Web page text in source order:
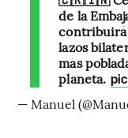
de la
contribuirá
lazos
más
planeta.
— Manuel